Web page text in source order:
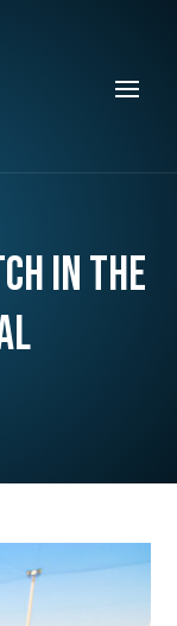
in the